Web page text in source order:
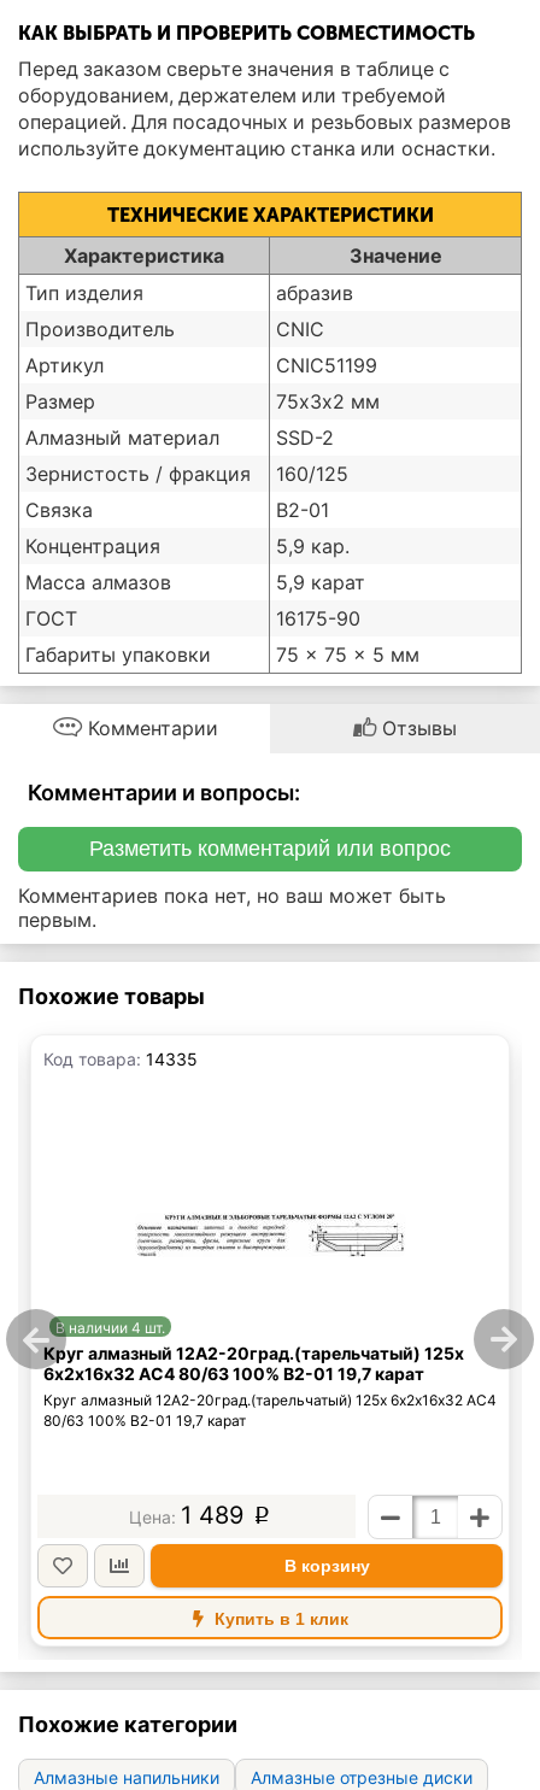
КАК ВЫБРАТЬ И ПРОВЕРИТЬ СОВМЕСТИМОСТЬ
Перед заказом сверьте значения в таблице с
оборудованием, держателем или требуемой
операцией. Для посадочных и резьбовых размеров
используйте документацию станка или оснастки.
ТЕХНИЧЕСКИЕ ХАРАКТЕРИСТИКИ
Характеристика
Значение
Тип изделия
абразив
Производитель
CNIC
Артикул
CNIC51199
Размер
75х3х2 мм
Алмазный материал
SSD-2
Зернистость / фракция
160/125
Связка
В2-01
Концентрация
5,9 кар.
Масса алмазов
5,9 карат
ГОСТ
16175-90
Габариты упаковки
75 × 75 × 5 мм
Комментарии Отзывы
Комментарии и вопросы:
Разметить комментарий или вопрос
Комментариев пока нет, но ваш может быть
первым.
Похожие товары
Код товара: 14335
В наличии 4 шт.
Круг алмазный 12А2-20град.(тарельчатый) 125х
6х2х16х32 АС4 80/63 100% В2-01 19,7 карат
Круг алмазный 12А2-20град.(тарельчатый) 125х 6х2х16х32 АС4
80/63 100% В2-01 19,7 карат
1 489 p
В корзину
Купить в 1 клик
Похожие категории
Алмазные напильники
Алмазные отрезные диски